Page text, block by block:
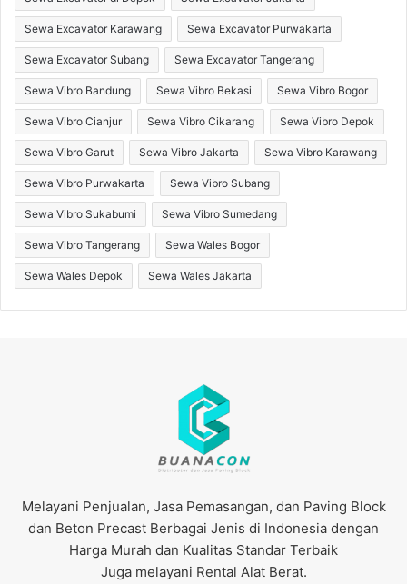
Sewa Excavator Karawang Sewa Excavator Purwakarta
Sewa Excavator Subang Sewa Excavator Tangerang
Sewa Vibro Bandung Sewa Vibro Bekasi Sewa Vibro Bogor
Sewa Vibro Cianjur Sewa Vibro Cikarang Sewa Vibro Depok
Sewa Vibro Garut Sewa Vibro Jakarta Sewa Vibro Karawang
Sewa Vibro Purwakarta Sewa Vibro Subang
Sewa Vibro Sukabumi Sewa Vibro Sumedang
Sewa Vibro Tangerang Sewa Wales Bogor
Sewa Wales Depok Sewa Wales Jakarta
Melayani Penjualan, Jasa Pemasangan, dan Paving Block
dan Beton Precast Berbagai Jenis di Indonesia dengan
Harga Murah dan Kualitas Standar Terbaik
Juga melayani Rental Alat Berat.